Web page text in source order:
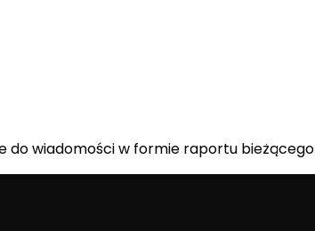
do wiadomości w formie raportu bieżącego